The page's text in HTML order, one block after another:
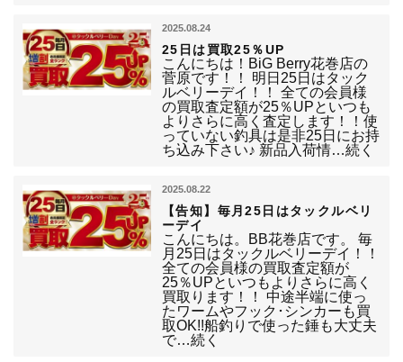
2025.08.24
25日は買取25％UP
こんにちは！BiG Berry花巻店の
菅原です！！ 明日25日はタック
ルベリーデイ！！ 全ての会員様
の買取査定額が25％UPといつも
よりさらに高く査定します！！使
っていない釣具は是非25日にお持
ち込み下さい♪ 新品入荷情…続く
2025.08.22
【告知】毎月25日はタックルベリ
ーデイ
こんにちは。BB花巻店です。 毎
月25日はタックルベリーデイ！！
全ての会員様の買取査定額が
25％UPといつもよりさらに高く
買取ります！！ 中途半端に使っ
たワームやフック･シンカーも買
取OK!!船釣りで使った錘も大丈夫
で…続く